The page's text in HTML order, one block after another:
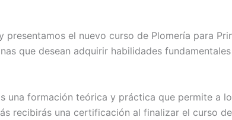
el nuevo curso de Plomería para
que desean adquirir habilidades
una formación teórica y práctica que permite a
recibirás una certificación al finalizar el curso